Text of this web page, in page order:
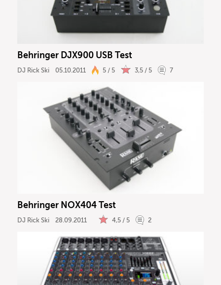
Ergebnisse anzeigen
Behringer DJX900 USB Test
DJ Rick Ski 05.10.2011 5 / 5 3,5 / 5 7
Behringer NOX404 Test
DJ Rick Ski 28.09.2011 4,5 / 5 2